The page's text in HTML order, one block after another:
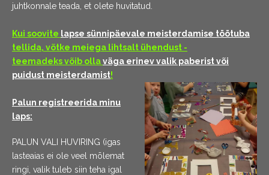
juhtkonnale teada, et olete huvitatud.
Kui soovite lapse sünnipäevale meisterdamise töötuba
tellida, võtke meiega lihtsalt ühendust -
teemadeks võib ollaväga erinev valik paberist või
puidust meisterdamist!
Palun registreerida minu
laps:
PALUN VALI HUVIRING (igas
lasteaias ei ole veel mõlemat
ringi, valik tuleb siin teha igal